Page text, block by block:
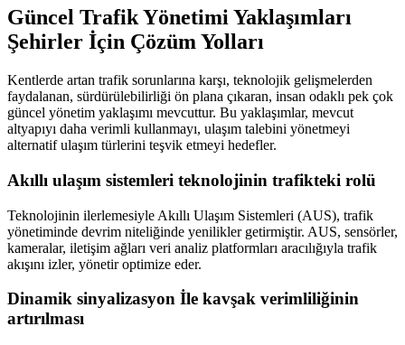
Güncel Trafik Yönetimi Yaklaşımları
Şehirler İçin Çözüm Yolları
Kentlerde artan trafik sorunlarına karşı, teknolojik gelişmelerden
faydalanan, sürdürülebilirliği ön plana çıkaran, insan odaklı pek çok
güncel yönetim yaklaşımı mevcuttur. Bu yaklaşımlar, mevcut
altyapıyı daha verimli kullanmayı, ulaşım talebini yönetmeyi
alternatif ulaşım türlerini teşvik etmeyi hedefler.
Akıllı ulaşım sistemleri teknolojinin trafikteki rolü
Teknolojinin ilerlemesiyle Akıllı Ulaşım Sistemleri (AUS), trafik
yönetiminde devrim niteliğinde yenilikler getirmiştir. AUS, sensörler,
kameralar, iletişim ağları veri analiz platformları aracılığıyla trafik
akışını izler, yönetir optimize eder.
Dinamik sinyalizasyon İle kavşak verimliliğinin
artırılması